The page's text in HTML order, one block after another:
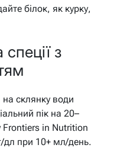
білок, як курку,
з
на склянку води
пік на 20–
Frontiers in Nutrition
дл при 10+ мл/день.